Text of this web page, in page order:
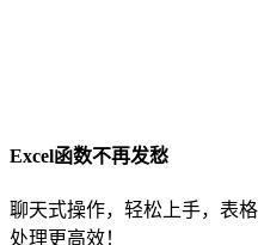
Excel函数不再发愁
聊天式操作，轻松上手，表
处理更高效！